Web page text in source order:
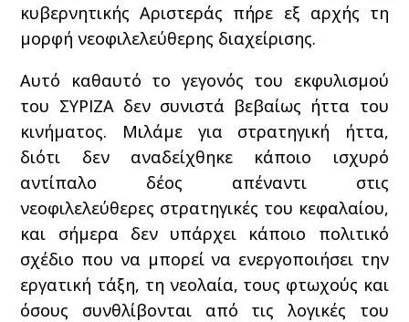
κυβερνητικής Αριστεράς πήρε εξ αρχής τη
μορφή νεοφιλελεύθερης διαχείρισης.
Αυτό καθαυτό το γεγονός του εκφυλισμού
του ΣΥΡΙΖΑ δεν συνιστά βεβαίως ήττα του
κινήματος. Μιλάμε για στρατηγική ήττα,
διότι δεν αναδείχθηκε κάποιο ισχυρό
αντίπαλο δέος απέναντι στις
νεοφιλελεύθερες στρατηγικές του κεφαλαίου,
και σήμερα δεν υπάρχει κάποιο πολιτικό
σχέδιο που να μπορεί να ενεργοποιήσει την
εργατική τάξη, τη νεολαία, τους φτωχούς και
όσους συνθλίβονται από τις λογικές του